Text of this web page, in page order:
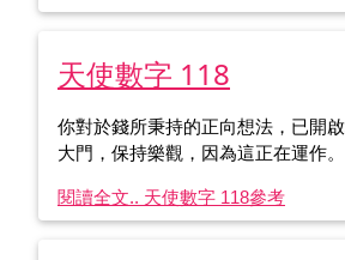
天使數字 118
你對於錢所秉持的正向想法，已開
大門，保持樂觀，因為這正在運作。
閱讀全文.. 天使數字 118參考